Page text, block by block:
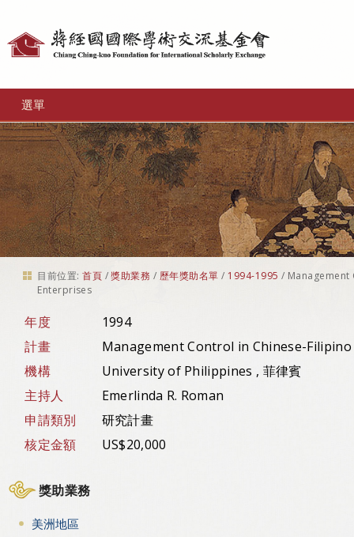
選單
目前位置: 首頁 /獎助業務 / 歷年獎助名單 / 1994-1995 /
Enterprises
年度
1994
計畫
Management Control in Chinese-
機構
University of Philippines , 菲律賓
主持人
Emerlinda R. Roman
申請類別
研究計畫
核定金額
US$20,000
獎助業務
美洲地區